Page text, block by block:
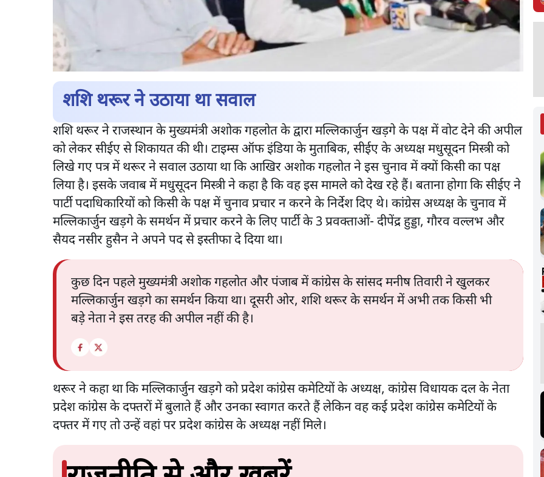
शशि थरूर ने उठाया था सवाल
शशि थरूर ने राजस्थान के मुख्यमंत्री अशोक गहलोत के द्वारा मल्लिकार्जुन खड़गे के पक्ष में वोट देने की अपील
को लेकर सीईए से शिकायत की थी। टाइम्स ऑफ इंडिया के मुताबिक, सीईए के अध्यक्ष मधुसूदन मिस्त्री को
लिखे गए पत्र में थरूर ने सवाल उठाया था कि आखिर अशोक गहलोत ने इस चुनाव में क्यों किसी का पक्ष
लिया है। इसके जवाब में मधुसूदन मिस्त्री ने कहा है कि वह इस मामले को देख रहे हैं। बताना होगा कि सीईए ने
पार्टी पदाधिकारियों को किसी के पक्ष में चुनाव प्रचार न करने के निर्देश दिए थे। कांग्रेस अध्यक्ष के चुनाव में
मल्लिकार्जुन खड़गे के समर्थन में प्रचार करने के लिए पार्टी के 3 प्रवक्ताओं- दीपेंद्र हुड्डा, गौरव वल्लभ और
सैयद नसीर हुसैन ने अपने पद से इस्तीफा दे दिया था।
कुछ दिन पहले मुख्यमंत्री अशोक गहलोत और पंजाब में कांग्रेस के सांसद मनीष तिवारी ने खुलकर
मल्लिकार्जुन खड़गे का समर्थन किया था। दूसरी ओर, शशि थरूर के समर्थन में अभी तक किसी भी
बड़े नेता ने इस तरह की अपील नहीं की है।
थरूर ने कहा था कि मल्लिकार्जुन खड़गे को प्रदेश कांग्रेस कमेटियों के अध्यक्ष, कांग्रेस विधायक दल के नेता
प्रदेश कांग्रेस के दफ्तरों में बुलाते हैं और उनका स्वागत करते हैं लेकिन वह कई प्रदेश कांग्रेस कमेटियों के
दफ्तर में गए तो उन्हें वहां पर प्रदेश कांग्रेस के अध्यक्ष नहीं मिले।